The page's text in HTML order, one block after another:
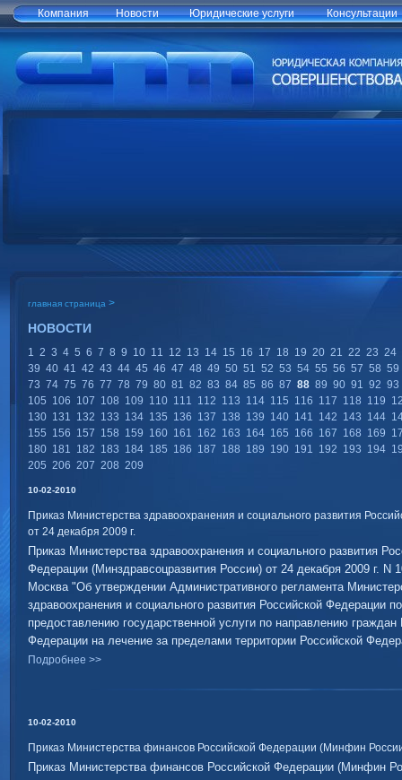
Компания Новости Юридические услуги Консультации
главная страница >
НОВОСТИ
1 2 3 4 5 6 7 8 9 10 11 12 13 14 15 16 17 18 19 20 21 22 23 24
39 40 41 42 43 44 45 46 47 48 49 50 51 52 53 54 55 56 57 58 59
73 74 75 76 77 78 79 80 81 82 83 84 85 86 87 88 89 90 91 92 93
105 106 107 108 109 110 111 112 113 114 115 116 117 118 119
130 131 132 133 134 135 136 137 138 139 140 141 142 143 144
155 156 157 158 159 160 161 162 163 164 165 166 167 168 169
180 181 182 183 184 185 186 187 188 189 190 191 192 193 194
205 206 207 208 209
10-02-2010
Приказ Министерства здравоохранения и социального развития
от 24 декабря 2009 г.
Приказ Министерства здравоохранения и социального развития
Федерации (Минздравсоцразвития России) от 24 декабря 2009 г. N
Москва "Об утверждении Административного регламента
здравоохранения и социального развития Российской Федерации по
предоставлению государственной услуги по направлению граждан
Федерации на лечение за пределами территории Российской
Подробнее >>
10-02-2010
Приказ Министерства финансов Российской Федерации (Минфин
Приказ Министерства финансов Российской Федерации (Минфин